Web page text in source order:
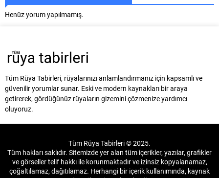
Henüz yorum yapılmamış.
Tüm Rüya Tabirleri, rüyalarınızı anlamlandırmanız için kapsamlı ve
güvenilir yorumlar sunar. Eski ve modern kaynakları bir araya
getirerek, gördüğünüz rüyaların gizemini çözmenize yardımcı
oluyoruz.
Tüm Rüya Tabirleri © 2025.
Tüm hakları saklıdır. Sitemizde yer alan tüm içerikler, yazılar, grafikler
ve görseller telif hakkı ile korunmaktadır ve izinsiz kopyalanamaz,
çoğaltılamaz, dağıtılamaz. Herhangi bir içerik kullanımında, kaynak